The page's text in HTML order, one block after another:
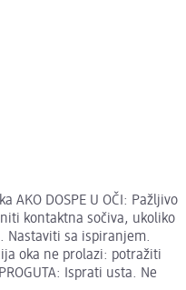
AKO DOSPE U OČI: Pažljivo
kontaktna sočiva, ukoliko
Nastaviti sa ispiranjem.
oka ne prolazi: potražiti
Isprati usta. Ne